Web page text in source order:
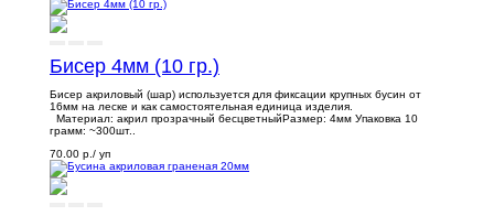
Бисер 4мм (10 гр.)
Бисер акриловый (шар) используется для фиксации крупных бусин от
16мм на леске и как самостоятельная единица изделия.
Материал: акрил прозрачный бесцветныйРазмер: 4мм Упаковка 10
грамм: ~300шт..
70.00 р. / уп